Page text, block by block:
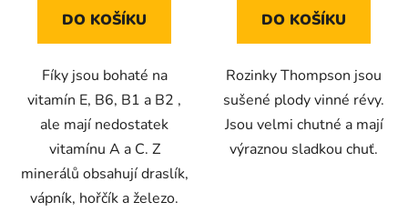
z
DO KOŠÍKU
Fíky jsou bohaté na
vitamín E, B6, B1 a B2 ,
ale mají nedostatek
vitamínu A a C. Z
minerálů obsahují draslík,
vápník, hořčík a železo.
z
DO KOŠÍKU
Rozinky Thompson jsou
sušené plody vinné révy.
Jsou velmi chutné a mají
výraznou sladkou chuť.